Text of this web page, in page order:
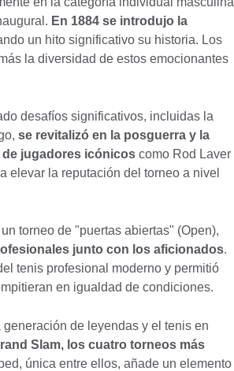
En 1884 se introdujo la
un hito significativo su historia. Los
la diversidad de estos emocionantes
desafíos significativos, incluidas la
se revitalizó en la posguerra y la
de jugadores icónicos como Rod Laver
elevar la reputación del torneo a nivel
torneo de "puertas abiertas" (Open),
junto con los aficionados.
tenis profesional moderno y permitió
en igualdad de condiciones.
de leyendas y el tenis en
Slam, los cuatro torneos más
única entre ellos, añade un elemento